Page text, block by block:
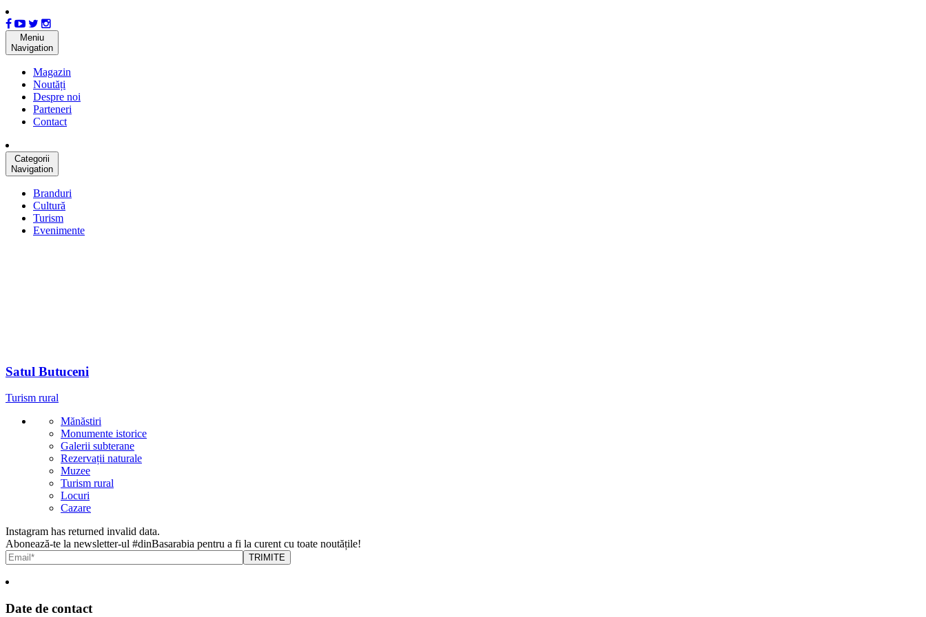
Meniu
Navigation
Magazin
Noutăți
Despre noi
Parteneri
Contact
Categorii
Navigation
Branduri
Cultură
Turism
Evenimente
Satul Butuceni
Turism rural
Mănăstiri
Monumente istorice
Galerii subterane
Rezervații naturale
Muzee
Turism rural
Locuri
Cazare
Instagram has returned invalid data.
Abonează-te la newsletter-ul #dinBasarabia pentru a fi la curent cu toate noutățile!
Date de contact